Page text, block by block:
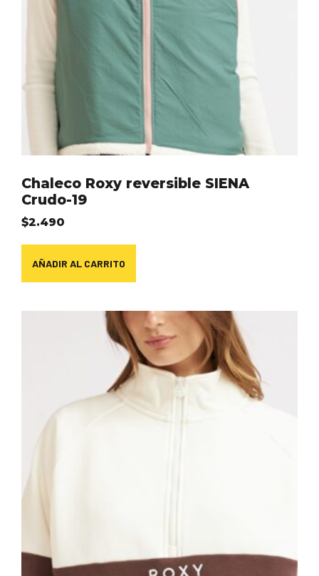
Chaleco Roxy reversible SIENA
Crudo-19
$2.490
AÑADIR AL CARRITO